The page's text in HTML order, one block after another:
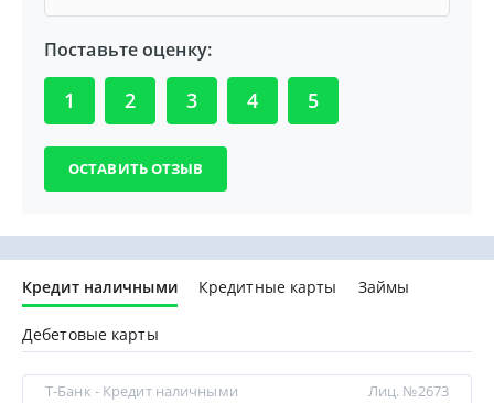
Поставьте оценку:
1 2 3 4 5
Кредит наличными Кредитные карты Займы
Дебетовые карты
Т-Банк - Кредит наличными Лиц. №2673